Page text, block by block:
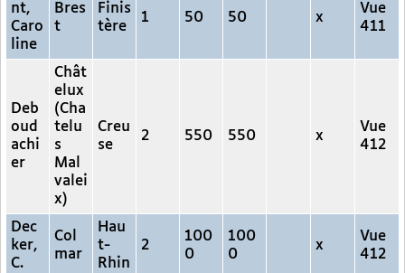
nt,
Caro
line
Bres
t
Finis
tère
1 50 50 x
Vue
411
Deb
oud
achi
er
Chât
elux
(Cha
telu
s
Mal
valei
x)
Creu
se
2 550 550 x
Vue
412
Dec
ker,
C.
Col
mar
Hau
t-
Rhin
2
100
0
100
0
x
Vue
412